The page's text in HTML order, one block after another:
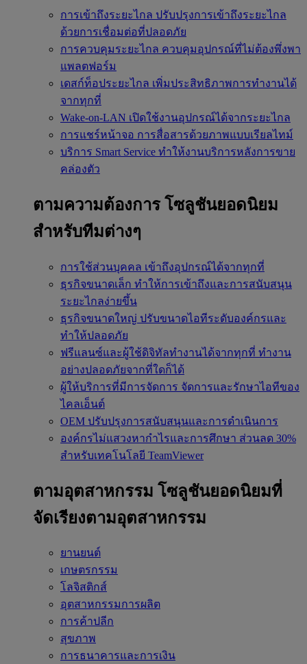
การเข้าถึงระยะไกล ปรับปรุงการเข้าถึงระยะไกล
ด้วยการเชื่อมต่อที่ปลอดภัย
การควบคุมระยะไกล ควบคุมอุปกรณ์ที่ไม่ต้องพึ่งพา
แพลตฟอร์ม
เดสก์ท็อประยะไกล เพิ่มประสิทธิภาพการทำงานได้
จากทุกที่
Wake-on-LAN เปิดใช้งานอุปกรณ์ได้จากระยะไกล
การแชร์หน้าจอ การสื่อสารด้วยภาพแบบเรียลไทม์
บริการ Smart Service ทำให้งานบริการหลังการขาย
คล่องตัว
ตามความต้องการ โซลูชันยอดนิยม
สำหรับทีมต่างๆ
การใช้ส่วนบุคคล เข้าถึงอุปกรณ์ได้จากทุกที่
ธุรกิจขนาดเล็ก ทำให้การเข้าถึงและการสนับสนุน
ระยะไกลง่ายขึ้น
ธุรกิจขนาดใหญ่ ปรับขนาดไอทีระดับองค์กรและ
ทำให้ปลอดภัย
ฟรีแลนซ์และผู้ใช้ดิจิทัลทำงานได้จากทุกที่ ทำงาน
อย่างปลอดภัยจากที่ใดก็ได้
ผู้ให้บริการที่มีการจัดการ จัดการและรักษาไอทีของ
ไคลเอ็นต์
OEM ปรับปรุงการสนับสนุนและการดำเนินการ
องค์กรไม่แสวงหากำไรและการศึกษา ส่วนลด 30%
สำหรับเทคโนโลยี TeamViewer
ตามอุตสาหกรรม โซลูชันยอดนิยมที่
จัดเรียงตามอุตสาหกรรม
ยานยนต์
เกษตรกรรม
โลจิสติกส์
อุตสาหกรรมการผลิต
การค้าปลีก
สุขภาพ
การธนาคารและการเงิน